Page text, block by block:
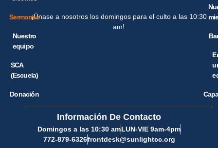
Sermones
Nuestro
equipo
SCA
(Escuela)
Donación
¡Únase a nosotros los domingos para el culto a las 10:30
am!
Información De Contacto
Domingos a las 10:30 amLUN-VIE 9am-4pm
772-879-6326frontdesk@sunlightcc.org